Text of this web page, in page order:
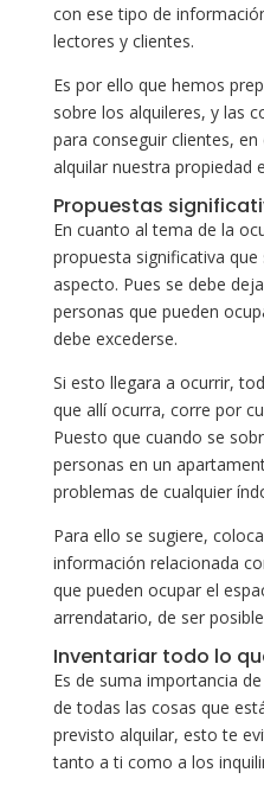
con ese tipo de
lectores y clientes.
Es por ello que hemos
sobre los alquileres, y las
para conseguir clientes,
alquilar nuestra propiedad
Propuestas
En cuanto al tema de la
propuesta significativa
aspecto. Pues se debe
personas que pueden
debe excederse.
Si esto llegara a ocurrir,
que allí ocurra, corre por
Puesto que cuando se
personas en un
problemas de cualquier
Para ello se sugiere,
información relacionada
que pueden ocupar el
arrendatario, de ser
Inventariar todo lo
Es de suma importancia
de todas las cosas que
previsto alquilar, esto te
tanto a ti como a los